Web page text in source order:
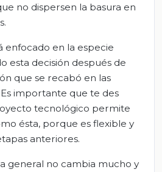
no dispersen la basura en
enfocado en la especie
esta decisión después de
que se recabó en las
importante que te des
tecnológico permite
ésta, porque es flexible y
anteriores.
general no cambia mucho y